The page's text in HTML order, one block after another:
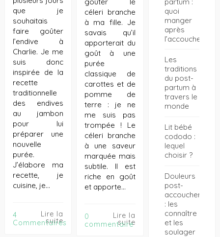
que je
souhaitais
faire goûter
l’endive à
Charlie. Je me
suis donc
inspirée de la
recette
traditionnelle
des endives
au jambon
pour lui
préparer une
nouvelle
purée.
J’élabore ma
recette, je
cuisine, je…
4
Commentaires
Lire la
suite
céleri branche
à ma fille. Je
savais qu’il
apporterait du
goût à une
purée
classique de
carottes et de
pomme de
terre : je ne
me suis pas
trompée ! Le
céleri branche
à une saveur
marquée mais
subtile. Il est
riche en goût
et apporte…
0
commentaire
Lire la
suite
quoi
manger
après
Les
traditions
du post-
partum à
travers le
monde
Lit bébé
cododo :
lequel
choisir ?
Douleurs
post-
accouchement
: les
connaître
et les
soulager